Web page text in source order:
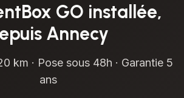
GO installée,
Annecy
km · Pose sous 48h · Garantie 5
ans